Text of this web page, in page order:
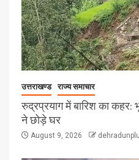
उत्तराखण्ड राज्य समाचार
रुद्रप्रयाग में बारिश का
ने छोड़े घर
August 9, 2026